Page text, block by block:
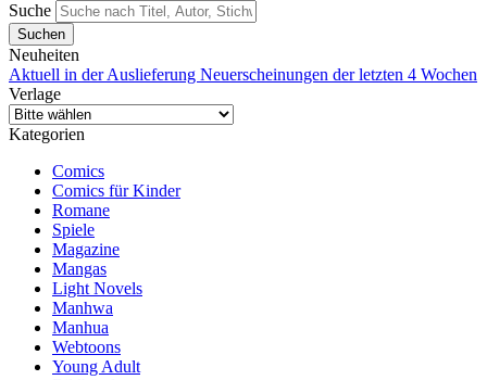
Suche
Neuheiten
Aktuell in der Auslieferung Neuerscheinungen der letzten 4 Wochen
Verlage
Kategorien
Comics
Comics für Kinder
Romane
Spiele
Magazine
Mangas
Light Novels
Manhwa
Manhua
Webtoons
Young Adult